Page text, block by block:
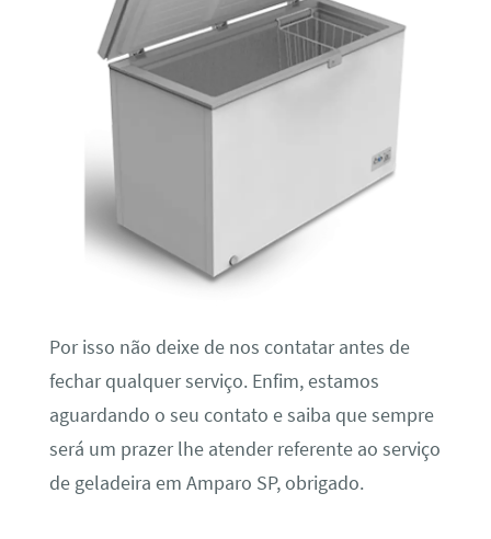
Por isso não deixe de nos contatar antes de
fechar qualquer serviço. Enfim, estamos
aguardando o seu contato e saiba que sempre
será um prazer lhe atender referente ao serviço
de geladeira em Amparo SP, obrigado.